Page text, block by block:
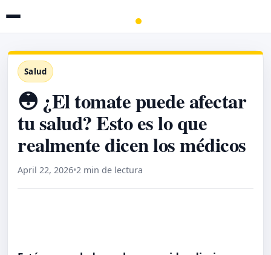
Salud
😳 ¿El tomate puede afectar
tu salud? Esto es lo que
realmente dicen los médicos
April 22, 2026•2 min de lectura